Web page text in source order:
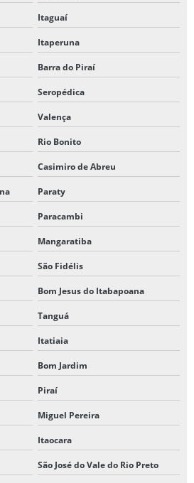
Itaguaí
Itaperuna
Barra do Piraí
Seropédica
Valença
Rio Bonito
Casimiro de Abreu
Paraty
Paracambi
Mangaratiba
São Fidélis
Bom Jesus do Itabapoana
Tanguá
Itatiaia
Bom Jardim
Piraí
Miguel Pereira
Itaocara
São José do Vale do Rio Preto